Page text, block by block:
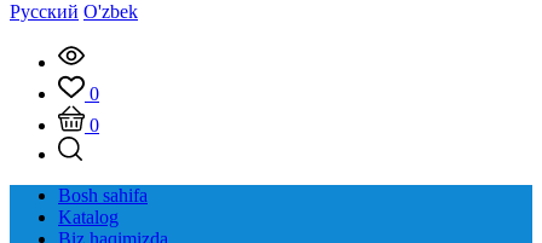
Русский O'zbek
0
0
Bosh sahifa
Katalog
Biz haqimizda